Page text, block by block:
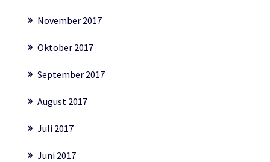
November 2017
Oktober 2017
September 2017
August 2017
Juli 2017
Juni 2017